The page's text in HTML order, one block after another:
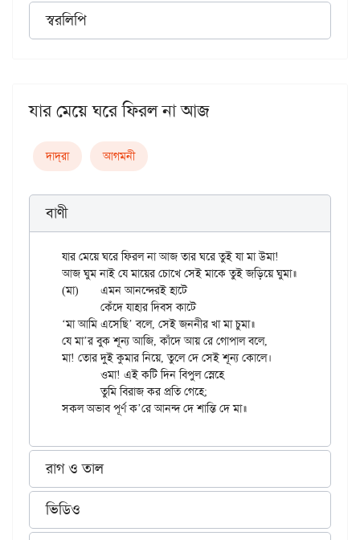
স্বরলিপি
যার মেয়ে ঘরে ফিরল না আজ
দাদ্‌রা আগমনী
বাণী
যার মেয়ে ঘরে ফিরল না আজ তার ঘরে তুই যা মা উমা!
আজ ঘুম নাই যে মায়ের চোখে সেই মাকে তুই জড়িয়ে ঘুমা॥
(মা)	এমন আনন্দেরই হাটে
‘মা আমি এসেছি’ বলে, সেই জননীর খা মা চুমা॥
যে মা’র বুক শূন্য আজি, কাঁদে আয় রে গোপাল বলে,
মা! তোর দুই কুমার নিয়ে, তুলে দে সেই শূন্য কোলে।
	তুমি বিরাজ কর প্রতি গেহে;
রাগ ও তাল
ভিডিও